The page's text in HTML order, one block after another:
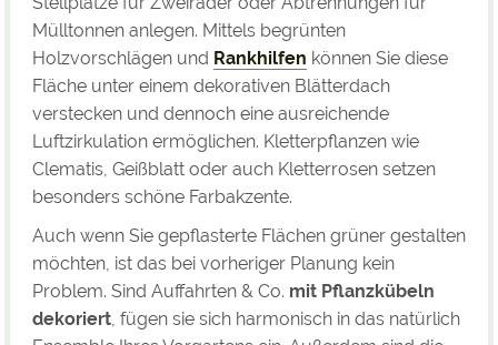
Mülltonnen anlegen. Mittels begrünten
Holzvorschlägen und Rankhilfen können Sie diese
Fläche unter einem dekorativen Blätterdach
verstecken und dennoch eine ausreichende
Luftzirkulation ermöglichen. Kletterpflanzen wie
Clematis, Geißblatt oder auch Kletterrosen setzen
besonders schöne Farbakzente.
Auch wenn Sie gepflasterte Flächen grüner gestalten
möchten, ist das bei vorheriger Planung kein
Problem. Sind Auffahrten & Co. mit Pflanzkübeln
dekoriert, fügen sie sich harmonisch in das natürlich